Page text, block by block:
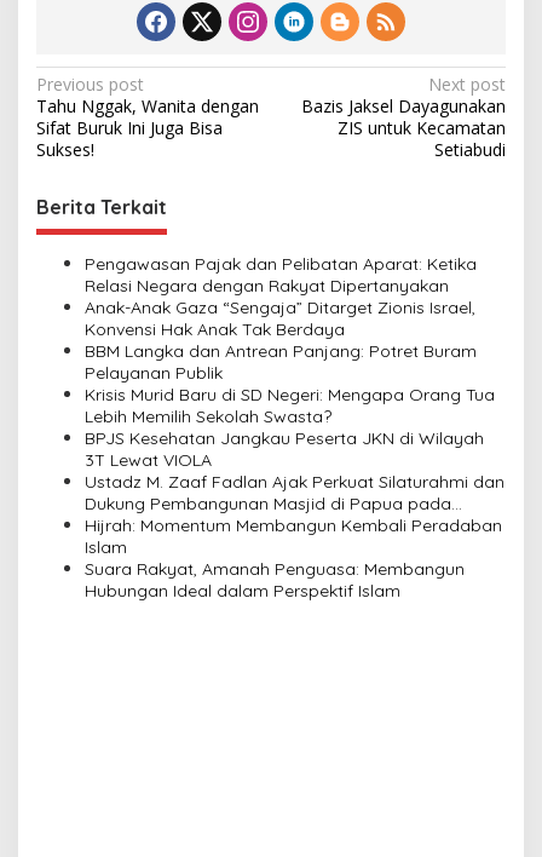
P
o
s
t
n
Previous post
Tahu Nggak, Wanita dengan
Sifat Buruk Ini Juga Bisa
Sukses!
Next post
Bazis Jaksel Dayagunakan
ZIS untuk Kecamatan
Setiabudi
Berita Terkait
Pengawasan Pajak dan Pelibatan Aparat: Ketika
Relasi Negara dengan Rakyat Dipertanyakan
Anak-Anak Gaza “Sengaja” Ditarget Zionis Israel,
Konvensi Hak Anak Tak Berdaya
BBM Langka dan Antrean Panjang: Potret Buram
Pelayanan Publik
Krisis Murid Baru di SD Negeri: Mengapa Orang Tua
Lebih Memilih Sekolah Swasta?
BPJS Kesehatan Jangkau Peserta JKN di Wilayah
3T Lewat VIOLA
Ustadz M. Zaaf Fadlan Ajak Perkuat Silaturahmi dan
Dukung Pembangunan Masjid di Papua pada
Pengajian Yayasan Alimbas Insan Cita
Hijrah: Momentum Membangun Kembali Peradaban
Islam
Suara Rakyat, Amanah Penguasa: Membangun
Hubungan Ideal dalam Perspektif Islam